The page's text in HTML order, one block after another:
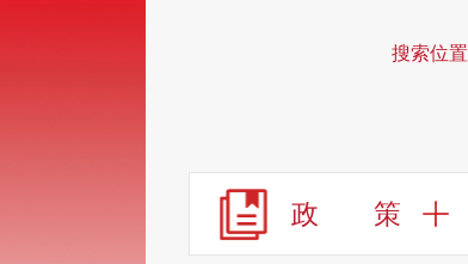
搜索位置
政 策